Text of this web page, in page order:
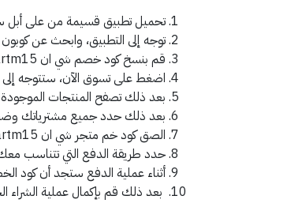
تحميل تطبيق قسيمة من على أبل
توجه إلى التطبيق، وابحث عن
قم بنسخ كود خصم شي ان artm15 من تطبيق قسيمة.
اضغط على تسوق الآن، ستتوجه إلى
بعد ذلك تصفح المنتجات الموجودة
بعد ذلك حدد جميع مشترياتك
الصق كود خم متجر شي ان artm15 من قسيمة في المكان المخصص له.
حدد طريقة الدفع التي تتناسب
أثناء عملية الدفع ستجد أن كود
بعد ذلك قم بإكمال عملية الشراء